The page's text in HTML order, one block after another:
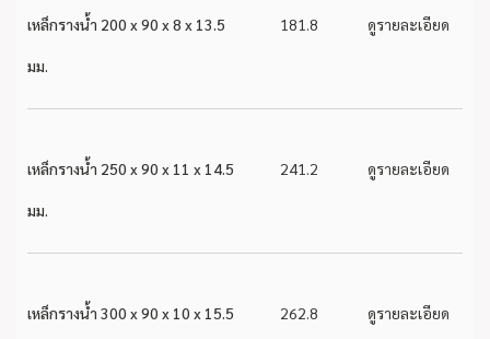
เหล็กรางน้ำ 200 x 90 x 8 x 13.5
มม.
181.8 ดูรายละเอียด
เหล็กรางน้ำ 250 x 90 x 11 x 14.5
มม.
241.2 ดูรายละเอียด
เหล็กรางน้ำ 300 x 90 x 10 x 15.5 262.8 ดูรายละเอียด